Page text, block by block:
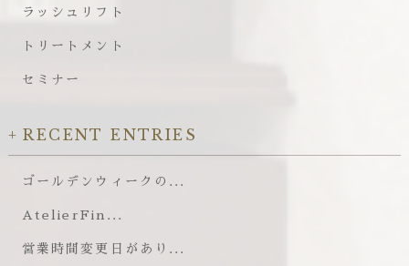
ラッシュリフト
トリートメント
セミナー
RECENT ENTRIES
ゴールデンウィークの...
AtelierFin...
営業時間変更日があり...